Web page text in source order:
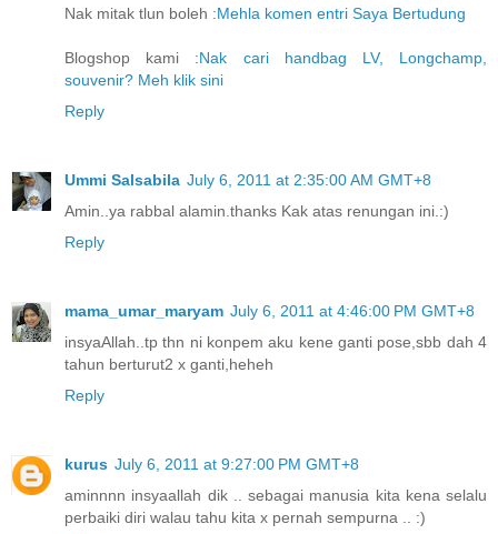
Nak mitak tlun boleh :Mehla komen entri Saya Bertudung
Blogshop kami :Nak cari handbag LV, Longchamp,
souvenir? Meh klik sini
Reply
Ummi Salsabila July 6, 2011 at 2:35:00 AM GMT+8
Amin..ya rabbal alamin.thanks Kak atas renungan ini.:)
Reply
mama_umar_maryam July 6, 2011 at 4:46:00 PM GMT+8
insyaAllah..tp thn ni konpem aku kene ganti pose,sbb dah 4
tahun berturut2 x ganti,heheh
Reply
kurus July 6, 2011 at 9:27:00 PM GMT+8
aminnnn insyaallah dik .. sebagai manusia kita kena selalu
perbaiki diri walau tahu kita x pernah sempurna .. :)